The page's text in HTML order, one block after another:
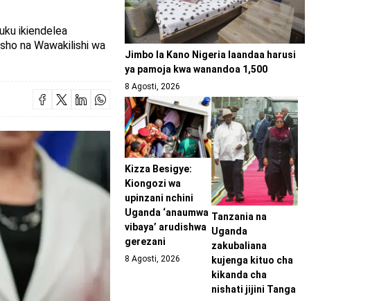
ikiendelea
na Wawakilishi wa
Jimbo la Kano Nigeria laandaa harusi
ya pamoja kwa wanandoa 1,500
8 Agosti, 2026
Kizza Besigye:
Kiongozi wa
upinzani nchini
Uganda ‘anaumwa
vibaya’ arudishwa
gerezani
8 Agosti, 2026
Tanzania na
Uganda
zakubaliana
kujenga kituo cha
kikanda cha
nishati jijini Tanga